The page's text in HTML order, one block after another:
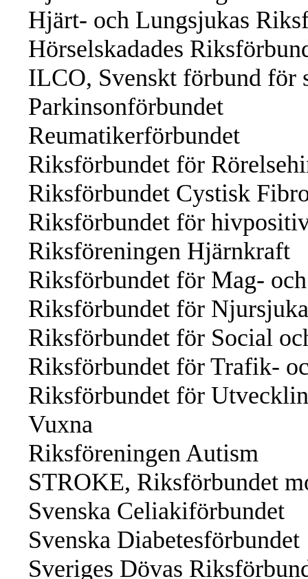
Hjärt- och Lungsjukas
Hörselskadades
ILCO, Svenskt förbund för
Parkinsonförbundet
Reumatikerförbundet
Riksförbundet för
Riksförbundet Cystisk
Riksförbundet för
Riksföreningen Hjärnkraft
Riksförbundet för Mag-
Riksförbundet för Njursjuka
Riksförbundet för Social
Riksförbundet för Trafik-
Riksförbundet för
Vuxna
Riksföreningen Autism
STROKE, Riksförbundet
Svenska Celiakiförbundet
Svenska Diabetesförbundet
Sveriges Dövas